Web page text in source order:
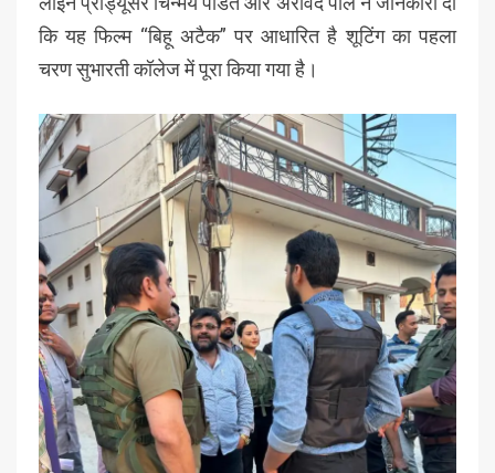
कि यह फिल्म “बिहू अटैक” पर आधारित है शूटिंग का पहला
चरण सुभारती कॉलेज में पूरा किया गया है।